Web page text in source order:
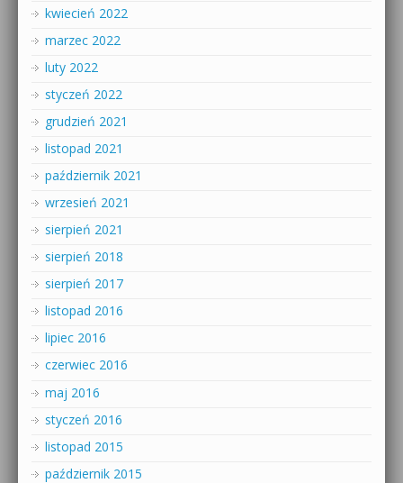
kwiecień 2022
marzec 2022
luty 2022
styczeń 2022
grudzień 2021
listopad 2021
październik 2021
wrzesień 2021
sierpień 2021
sierpień 2018
sierpień 2017
listopad 2016
lipiec 2016
czerwiec 2016
maj 2016
styczeń 2016
listopad 2015
październik 2015